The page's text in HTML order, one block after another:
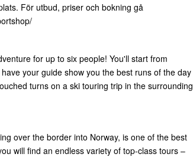
För utbud, priser och bokning gå
for up to six people! You'll start from
your guide show you the best runs of the day
turns on a ski touring trip in the surrounding
over the border into Norway, is one of the best
will find an endless variety of top-class tours –